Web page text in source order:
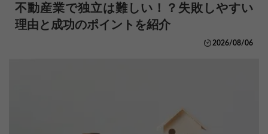
不動産業で独立は難しい！？失敗しやすい
理由と成功のポイントを紹介
2026/08/06